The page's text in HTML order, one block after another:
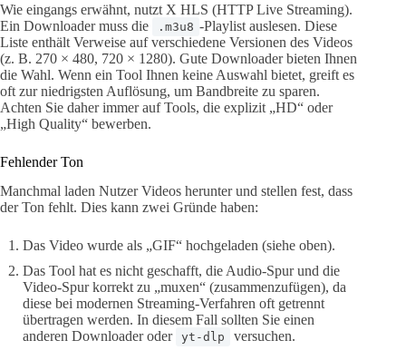
Wie eingangs erwähnt, nutzt X HLS (HTTP Live Streaming).
Ein Downloader muss die
.m3u8 -Playlist auslesen. Diese
Liste enthält Verweise auf verschiedene Versionen des Videos
(z. B. 270 × 480, 720 × 1280). Gute Downloader bieten Ihnen
die Wahl. Wenn ein Tool Ihnen keine Auswahl bietet, greift es
oft zur niedrigsten Auflösung, um Bandbreite zu sparen.
Achten Sie daher immer auf Tools, die explizit „HD“ oder
„High Quality“ bewerben.
Fehlender Ton
Manchmal laden Nutzer Videos herunter und stellen fest, dass
der Ton fehlt. Dies kann zwei Gründe haben:
Das Video wurde als „GIF“ hochgeladen (siehe oben).
Das Tool hat es nicht geschafft, die Audio-Spur und die
Video-Spur korrekt zu „muxen“ (zusammenzufügen), da
diese bei modernen Streaming-Verfahren oft getrennt
übertragen werden. In diesem Fall sollten Sie einen
anderen Downloader oder yt-dlp versuchen.